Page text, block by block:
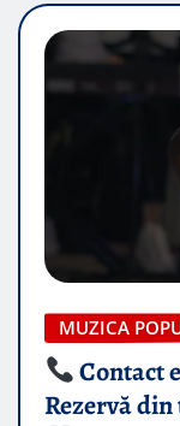
MUZICA
Contact
Rezervă